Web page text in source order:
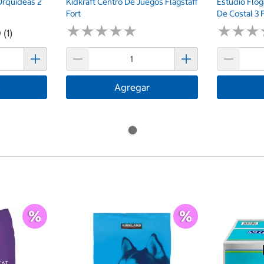
Fort
★★★★★
★★★★★
Agregar
De Costal 3
★★★
★★★